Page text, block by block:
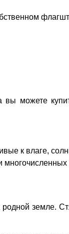
вы можете
к влаге,
земле.